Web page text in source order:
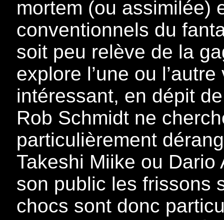
mortem (ou assimilée)
conventionnels du
soit peu relève de la
explore l’une ou
intéressant, en dépit
Rob Schmidt ne
particulièrement
Takeshi Miike ou
son public les frissons
chocs sont donc